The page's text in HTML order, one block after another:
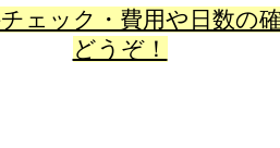
ェック・費用や日数の
どうぞ！